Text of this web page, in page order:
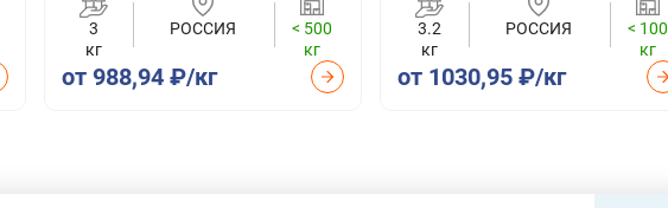
3
кг
РОССИЯ
< 500
кг
от 988,94 ₽/кг
3.2
кг
РОССИЯ
< 100
кг
от 1030,95 ₽/кг